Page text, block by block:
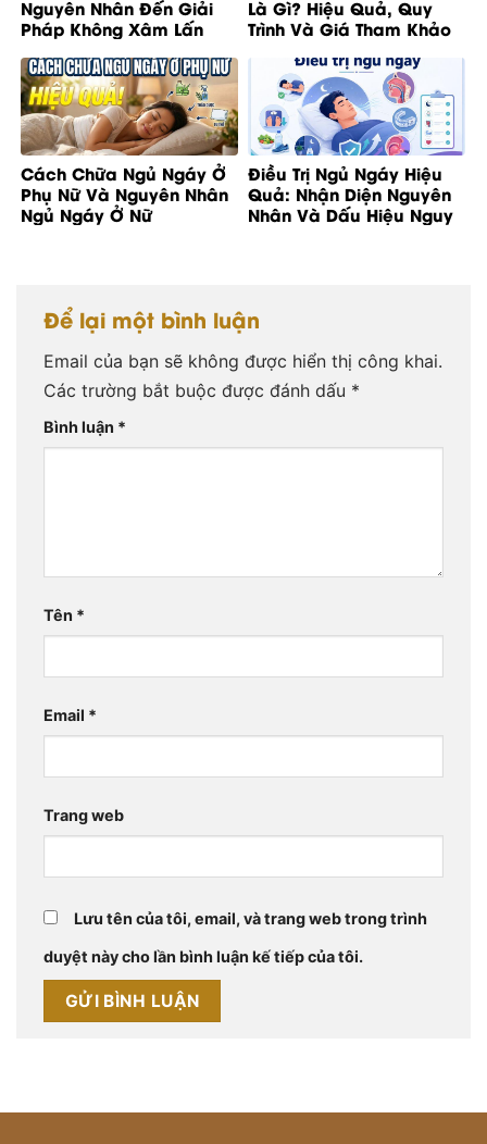
Nguyên Nhân Đến Giải
Pháp Không Xâm Lấn
Là Gì? Hiệu Quả, Quy
Trình Và Giá Tham Khảo
Cách Chữa Ngủ Ngáy Ở
Phụ Nữ Và Nguyên Nhân
Ngủ Ngáy Ở Nữ
Điều Trị Ngủ Ngáy Hiệu
Quả: Nhận Diện Nguyên
Nhân Và Dấu Hiệu Nguy
Để lại một bình luận
Email của bạn sẽ không được hiển thị công khai.
Các trường bắt buộc được đánh dấu *
Bình luận *
Tên *
Email *
Trang web
Lưu tên của tôi, email, và trang web trong trình
duyệt này cho lần bình luận kế tiếp của tôi.